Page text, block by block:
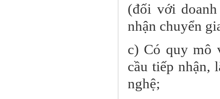
(đối với
nhận chuyển
c) Có quy mô
cầu tiếp nhận,
nghệ;